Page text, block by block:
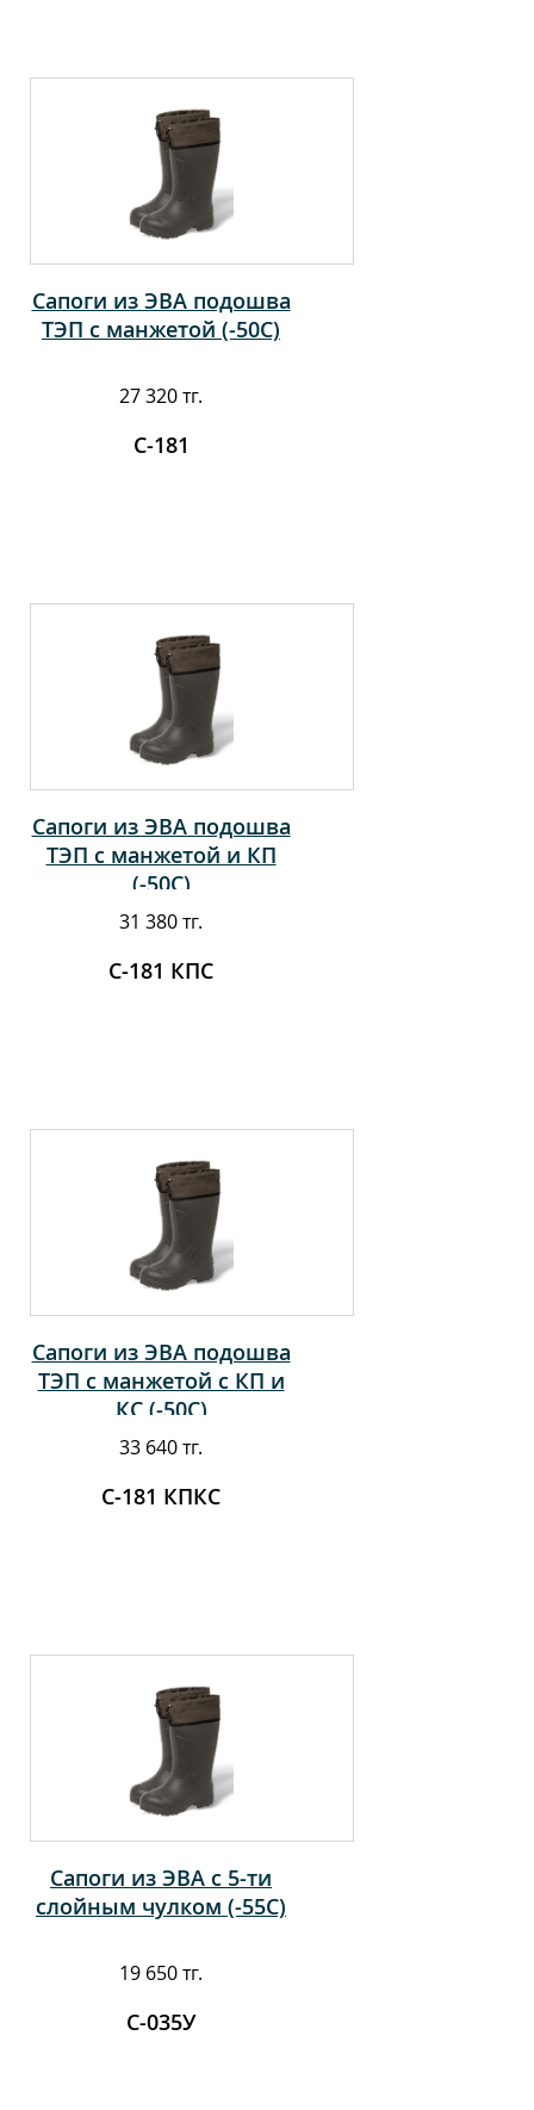
Сапоги из ЭВА подошва
ТЭП с манжетой (-50С)
27 320 тг.
С-181
Сапоги из ЭВА подошва
ТЭП с манжетой и КП
(-50С)
31 380 тг.
С-181 КПС
Сапоги из ЭВА подошва
ТЭП с манжетой с КП и
КС (-50С)
33 640 тг.
С-181 КПКС
Сапоги из ЭВА с 5-ти
слойным чулком (-55С)
19 650 тг.
С-035У